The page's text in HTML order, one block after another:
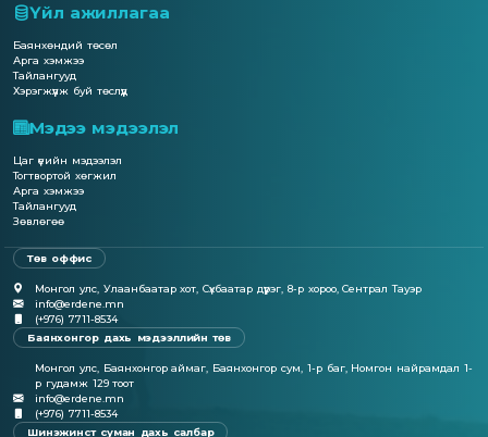
Үйл ажиллагаа
Баянхөндий төсөл
Арга хэмжээ
Тайлангууд
Хэрэгжүүлж буй төслүүд
Мэдээ мэдээлэл
Цаг үеийн мэдээлэл
Тогтвортой хөгжил
Арга хэмжээ
Тайлангууд
Зөвлөгөө
Төв оффис
Монгол улс, Улаанбаатар хот, Сүхбаатар дүүрэг, 8-р хороо, Сентрал Тауэр
info@erdene.mn
(+976) 7711-8534
Баянхонгор дахь мэдээллийн төв
Монгол улс, Баянхонгор аймаг, Баянхонгор сум, 1-р баг, Номгон найрамдал 1-
р гудамж 129 тоот
info@erdene.mn
(+976) 7711-8534
Шинэжинст суман дахь салбар